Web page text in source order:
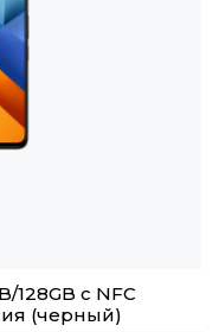
128GB с NFC
(черный)